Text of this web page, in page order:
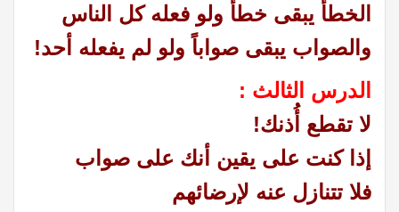
الخطأ يبقى خطأ ولو فعله كل الناس
والصواب يبقى صواباً ولو لم يفعله أحد!
الدرس الثالث :
لا تقطع أُذنك!
إذا كنت على يقين أنك على صواب
فلا تتنازل عنه لإرضائهم